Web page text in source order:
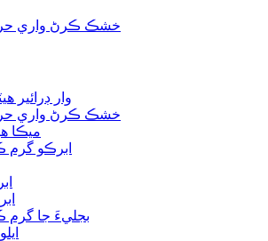
خشڪ ڪرڻ واري
وار ڊرائير
خشڪ ڪرڻ واري
ميڪا
ابرڪو گرم
بجليءَ جا گرم